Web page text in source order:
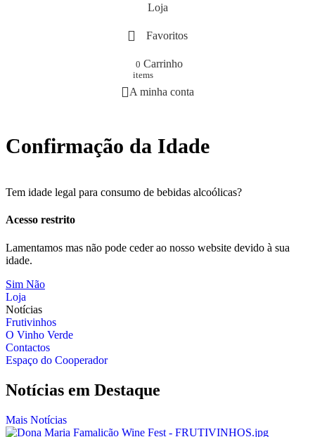
Loja
Favoritos
0
items
Carrinho
A minha conta
Confirmação da Idade
Tem idade legal para consumo de bebidas alcoólicas?
Acesso restrito
Lamentamos mas não pode ceder ao nosso website devido à sua
idade.
Sim Não
Loja
Notícias
Frutivinhos
O Vinho Verde
Contactos
Espaço do Cooperador
Notícias em Destaque
Mais Notícias